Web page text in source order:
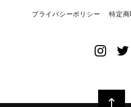
プライバシーポリシー 特定